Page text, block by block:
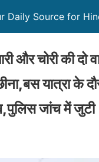
Daily Source for
और चोरी की दो
यात्रा के
जांच में जुटी